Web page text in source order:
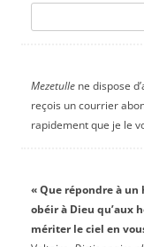
Mezetullene dispose
reçois un courrier
rapidement que je le
« Que répondre à
obéir à Dieu qu’aux
mériter le ciel en